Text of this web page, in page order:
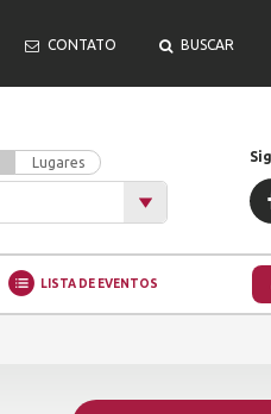
CONTATO BUSCAR
Lugares
LISTA DE EVENTOS